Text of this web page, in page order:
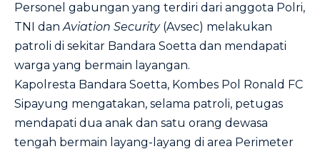
Personel gabungan yang terdiri dari anggota Polri,
TNI danAviation Security(Avsec) melakukan
patroli di sekitar Bandara Soetta dan mendapati
warga yang bermain layangan.
Kapolresta Bandara Soetta, Kombes Pol Ronald FC
Sipayung mengatakan, selama patroli, petugas
mendapati dua anak dan satu orang dewasa
tengah bermain layang-layang di area Perimeter